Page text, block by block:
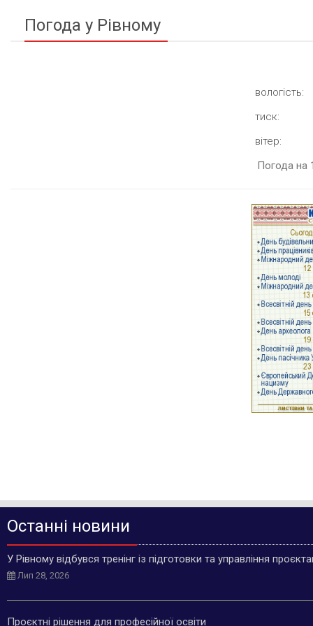
Погода у Рівному
вологість:
тиск:
вітер:
Погода на
Останні новини
У Рівному відбувся тренінг із підготовки та управління
Лип 28, 2026
Проєктні рішення для професійної освіти